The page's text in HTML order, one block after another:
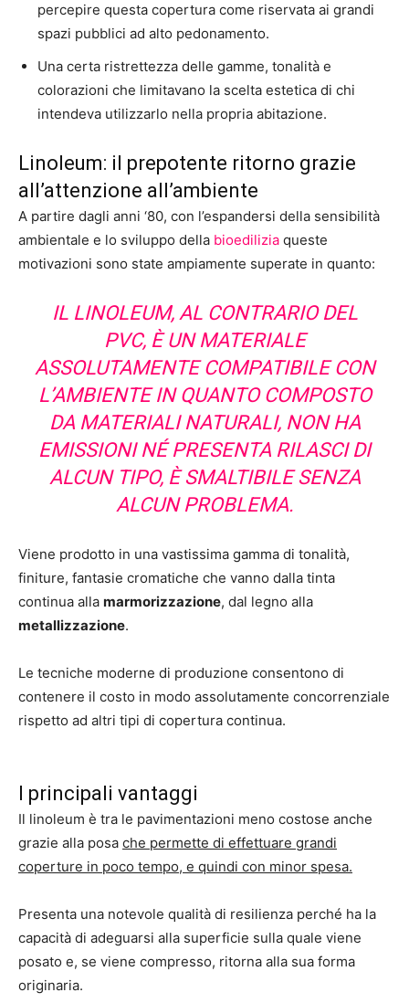
percepire questa copertura come riservata ai grandi
spazi pubblici ad alto pedonamento.
Una certa ristrettezza delle gamme, tonalità e
colorazioni che limitavano la scelta estetica di chi
intendeva utilizzarlo nella propria abitazione.
Linoleum: il prepotente ritorno grazie
all’attenzione all’ambiente
A partire dagli anni ‘80, con l’espandersi della sensibilità
ambientale e lo sviluppo della bioedilizia queste
motivazioni sono state ampiamente superate in quanto:
IL LINOLEUM, AL CONTRARIO DEL
PVC, È UN MATERIALE
ASSOLUTAMENTE COMPATIBILE CON
L’AMBIENTE IN QUANTO COMPOSTO
DA MATERIALI NATURALI, NON HA
EMISSIONI NÉ PRESENTA RILASCI DI
ALCUN TIPO, È SMALTIBILE SENZA
ALCUN PROBLEMA.
Viene prodotto in una vastissima gamma di tonalità,
finiture, fantasie cromatiche che vanno dalla tinta
continua alla marmorizzazione, dal legno alla
metallizzazione.
Le tecniche moderne di produzione consentono di
contenere il costo in modo assolutamente concorrenziale
rispetto ad altri tipi di copertura continua.
I principali vantaggi
Il linoleum è tra le pavimentazioni meno costose anche
grazie alla posa che permette di effettuare grandi
coperture in poco tempo, e quindi con minor spesa.
Presenta una notevole qualità di resilienza perché ha la
capacità di adeguarsi alla superficie sulla quale viene
posato e, se viene compresso, ritorna alla sua forma
originaria.